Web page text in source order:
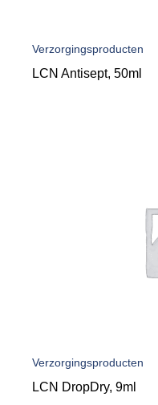
Verzorgingsproducten
LCN Antisept, 50ml
Verzorgingsproducten
LCN DropDry, 9ml